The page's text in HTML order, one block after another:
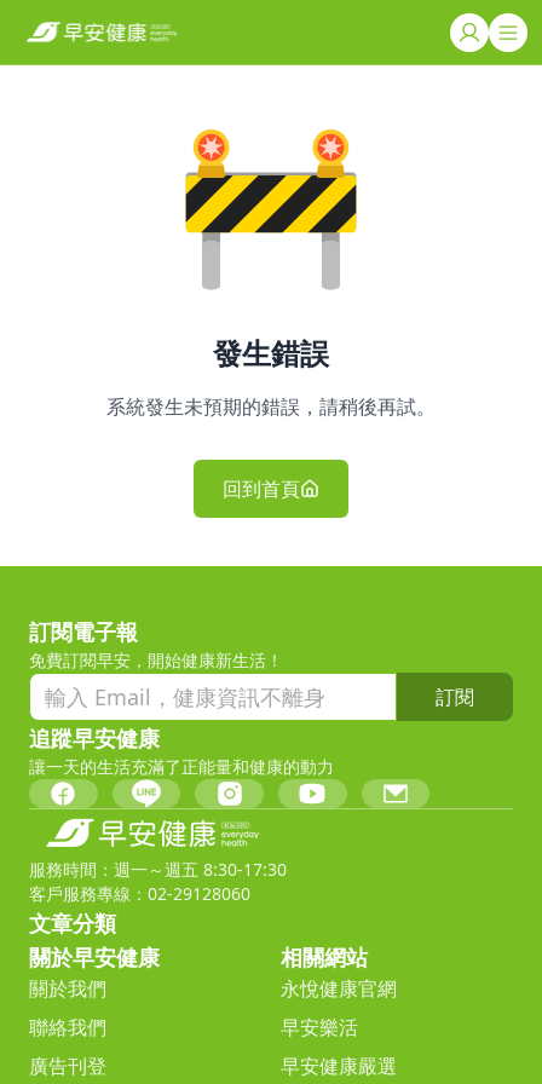
發生錯誤
系統發生未預期的錯誤，請稍後再試。
回到首頁
訂閱電子報
免費訂閱早安，開始健康新生活！
訂閱
追蹤早安健康
讓一天的生活充滿了正能量和健康的動力
服務時間：週一～週五 8:30-17:30
客戶服務專線：02-29128060
文章分類
關於早安健康
關於我們
聯絡我們
廣告刊登
相關網站
永悅健康官網
早安樂活
早安健康嚴選